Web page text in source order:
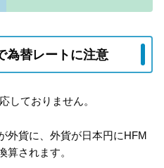
為替レートに注意
しておりません。
外貨に、外貨が日本円にHFM
算されます。